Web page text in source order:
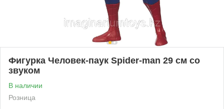
Фигурка Человек-паук Spider-man 29 см со
звуком
В наличии
Розница